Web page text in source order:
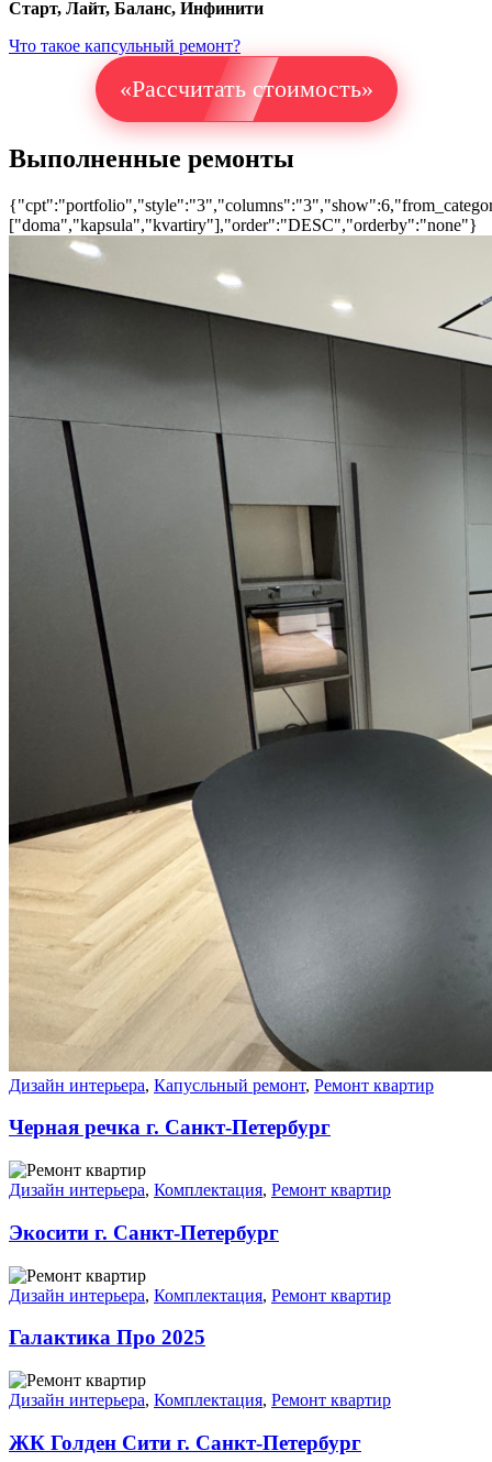
Старт, Лайт, Баланс, Инфинити
Что такое капсульный ремонт?
«Рассчитать стоимость»
Выполненные ремонты
["doma","kapsula","kvartiry"],"order":"DESC","orderby":"none"}
Дизайн интерьера, Капусльный ремонт, Ремонт квартир
Черная речка г. Санкт-Петербург
Дизайн интерьера, Комплектация, Ремонт квартир
Экосити г. Санкт-Петербург
Дизайн интерьера, Комплектация, Ремонт квартир
Галактика Про 2025
Дизайн интерьера, Комплектация, Ремонт квартир
ЖК Голден Сити г. Санкт-Петербург